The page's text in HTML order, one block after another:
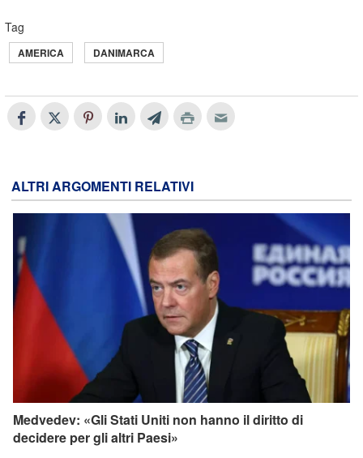
Tag
AMERICA DANIMARCA
ALTRI ARGOMENTI RELATIVI
Medvedev: «Gli Stati Uniti non hanno il diritto di
decidere per gli altri Paesi»